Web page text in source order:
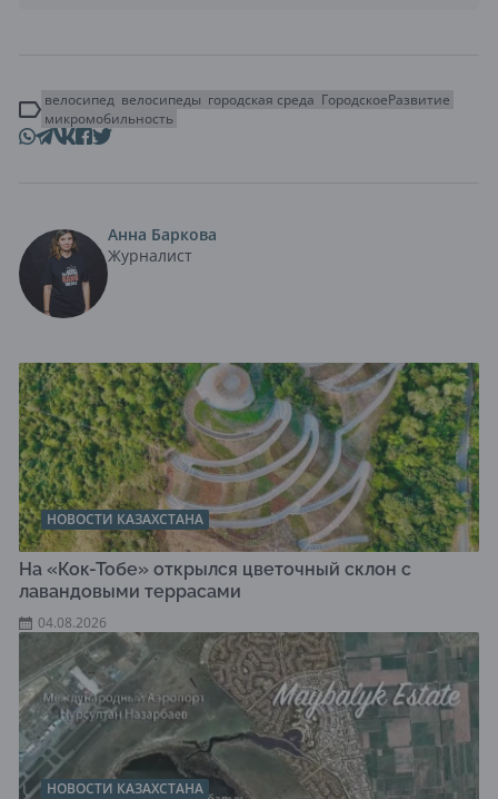
велосипед велосипеды городская среда ГородскоеРазвитие
микромобильность
Анна Баркова
Журналист
НОВОСТИ КАЗАХСТАНА
На «Кок-Тобе» открылся цветочный склон с
лавандовыми террасами
04.08.2026
НОВОСТИ КАЗАХСТАНА